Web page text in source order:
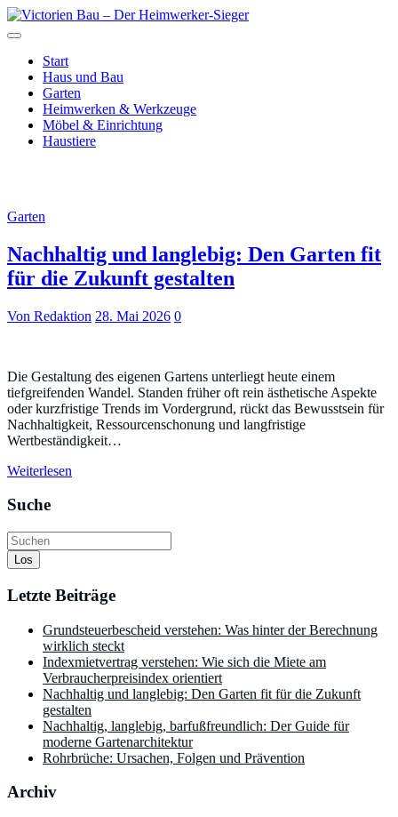
Zum
Inhalt
Victorien Bau – Der
Heimwerker-Sieger
Start
Haus und Bau
Garten
Heimwerken & Werkzeuge
Möbel & Einrichtung
Haustiere
Garten
Nachhaltig und langlebig: Den Garten fit
für die Zukunft gestalten
Von Redaktion 28. Mai 2026 0
Die Gestaltung des eigenen Gartens unterliegt heute einem
tiefgreifenden Wandel. Standen früher oft rein ästhetische Aspekte
oder kurzfristige Trends im Vordergrund, rückt das Bewusstsein für
Nachhaltigkeit, Ressourcenschonung und langfristige
Wertbeständigkeit…
Weiterlesen
Suche
Los
Letzte Beiträge
Grundsteuerbescheid verstehen: Was hinter der Berechnung
wirklich steckt
Indexmietvertrag verstehen: Wie sich die Miete am
Verbraucherpreisindex orientiert
Nachhaltig und langlebig: Den Garten fit für die Zukunft
gestalten
Nachhaltig, langlebig, barfußfreundlich: Der Guide für
moderne Gartenarchitektur
Rohrbrüche: Ursachen, Folgen und Prävention
Archiv